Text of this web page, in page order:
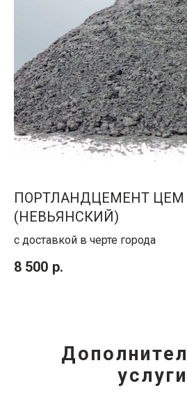
ПОРТЛАНДЦЕМЕНТ ЦЕМ
(НЕВЬЯНСКИЙ)
с доставкой в черте города
8 500 р.
услуги